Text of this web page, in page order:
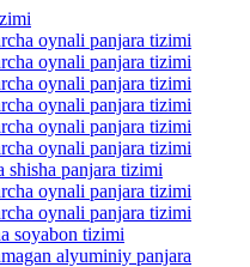
oynali panjara tizimi
oynali panjara tizimi
oynali panjara tizimi
oynali panjara tizimi
oynali panjara tizimi
oynali panjara tizimi
shisha panjara tizimi
oynali panjara tizimi
oynali panjara tizimi
soyabon tizimi
alyuminiy panjara